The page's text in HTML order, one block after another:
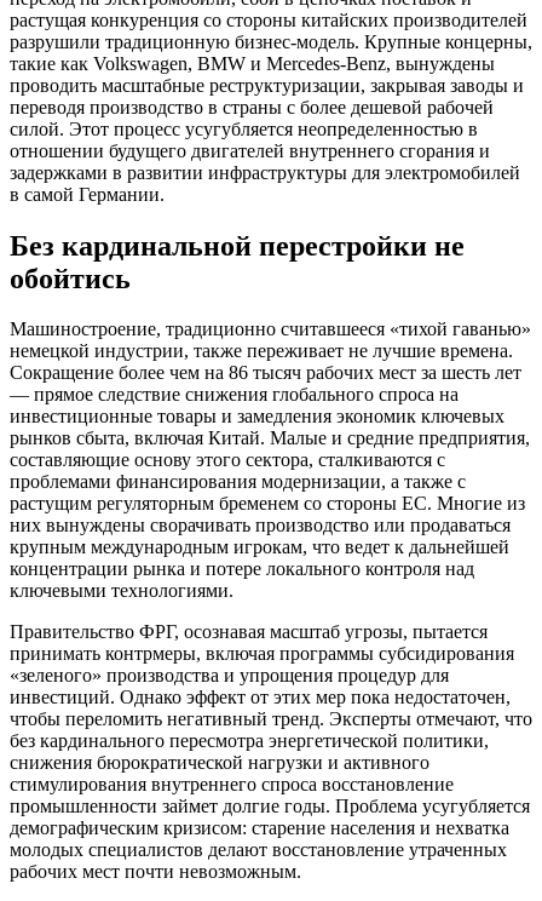
растущая конкуренция со стороны китайских производителей
разрушили традиционную бизнес-модель. Крупные концерны,
такие как Volkswagen, BMW и Mercedes-Benz, вынуждены
проводить масштабные реструктуризации, закрывая заводы и
переводя производство в страны с более дешевой рабочей
силой. Этот процесс усугубляется неопределенностью в
отношении будущего двигателей внутреннего сгорания и
задержками в развитии инфраструктуры для электромобилей
в самой Германии.
Без кардинальной перестройки не
обойтись
Машиностроение, традиционно считавшееся «тихой гаванью»
немецкой индустрии, также переживает не лучшие времена.
Сокращение более чем на 86 тысяч рабочих мест за шесть лет
— прямое следствие снижения глобального спроса на
инвестиционные товары и замедления экономик ключевых
рынков сбыта, включая Китай. Малые и средние предприятия,
составляющие основу этого сектора, сталкиваются с
проблемами финансирования модернизации, а также с
растущим регуляторным бременем со стороны ЕС. Многие из
них вынуждены сворачивать производство или продаваться
крупным международным игрокам, что ведет к дальнейшей
концентрации рынка и потере локального контроля над
ключевыми технологиями.
Правительство ФРГ, осознавая масштаб угрозы, пытается
принимать контрмеры, включая программы субсидирования
«зеленого» производства и упрощения процедур для
инвестиций. Однако эффект от этих мер пока недостаточен,
чтобы переломить негативный тренд. Эксперты отмечают, что
без кардинального пересмотра энергетической политики,
снижения бюрократической нагрузки и активного
стимулирования внутреннего спроса восстановление
промышленности займет долгие годы. Проблема усугубляется
демографическим кризисом: старение населения и нехватка
молодых специалистов делают восстановление утраченных
рабочих мест почти невозможным.